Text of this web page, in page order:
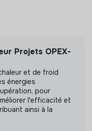
Projets OPEX-
et de froid
énergies
pour
l'efficacité et
ainsi à la